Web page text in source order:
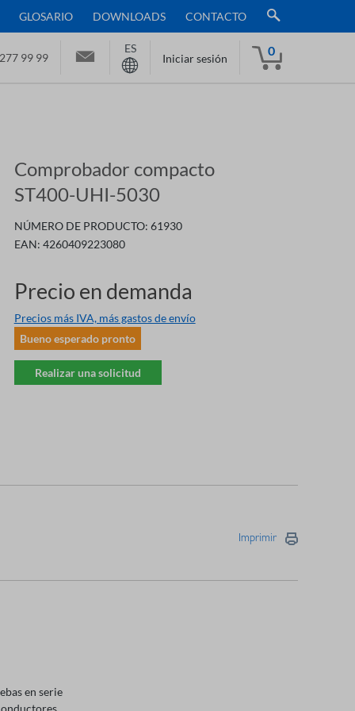
GLOSARIO DOWNLOADS CONTACTO
99 99
ES
Iniciar sesión
0
Comprobador compacto
ST400-UHI-5030
NÚMERO DE PRODUCTO: 61930
EAN: 4260409223080
Precio en demanda
Precios más IVA, más gastos de envío
Bueno esperado pronto
Realizar una solicitud
Imprimir
en serie